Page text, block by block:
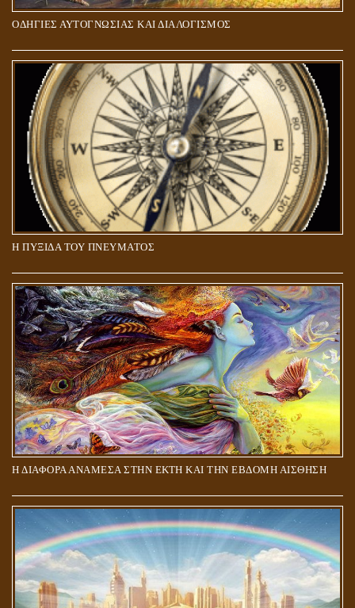
ΟΔΗΓΙΕΣ ΑΥΤΟΓΝΩΣΙΑΣ ΚΑΙ ΔΙΑΛΟΓΙΣΜΟΣ
Η ΠΥΞΙΔΑ ΤΟΥ ΠΝΕΥΜΑΤΟΣ
Η ΔΙΑΦΟΡΑ ΑΝΑΜΕΣΑ ΣΤΗΝ ΕΚΤΗ ΚΑΙ ΤΗΝ ΕΒΔΟΜΗ ΑΙΣΘΗΣΗ
5Η ΔΙΑΣΤΑΣΗ ΚΑΙ ΠΝΕΥΜΑΤΙΚΗ ΑΡΠΑΓΗ: ΔΥΟ ΔΙΑΦΟΡΕΤΙΚΕΣ
ΚΑΤΑΣΤΑΣΕΙΣ
ΑΠΟΣΤΟΛΟΣ ΠΑΥΛΟΣ: ΠΕΡΙ ΚΡΙΣΕΩΣ